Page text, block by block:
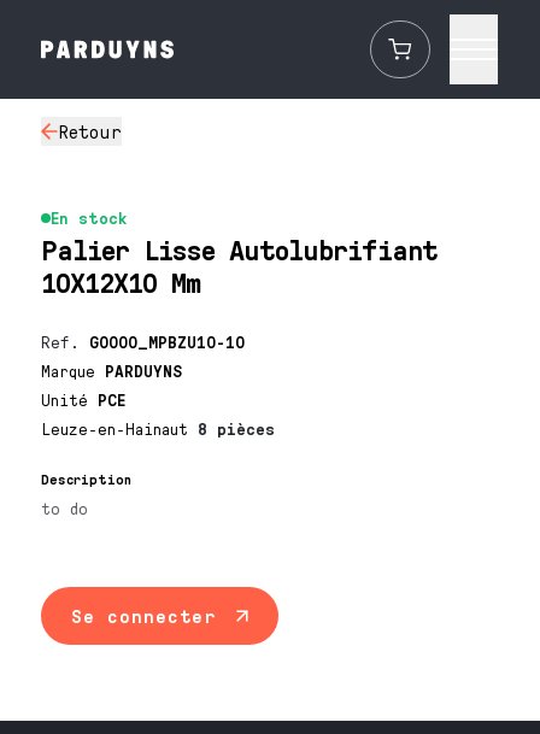
Retour
En stock
Palier Lisse Autolubrifiant
10X12X10 Mm
Ref. G0000_MPBZU10-10
Marque PARDUYNS
Unité PCE
Leuze-en-Hainaut 8 pièces
Description
to do
Se connecter